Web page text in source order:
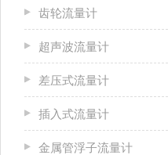
齿轮流量计
超声波流量计
差压式流量计
插入式流量计
金属管浮子流量计